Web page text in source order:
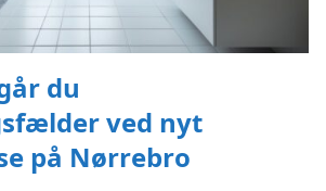
du
ved nyt
på Nørrebro